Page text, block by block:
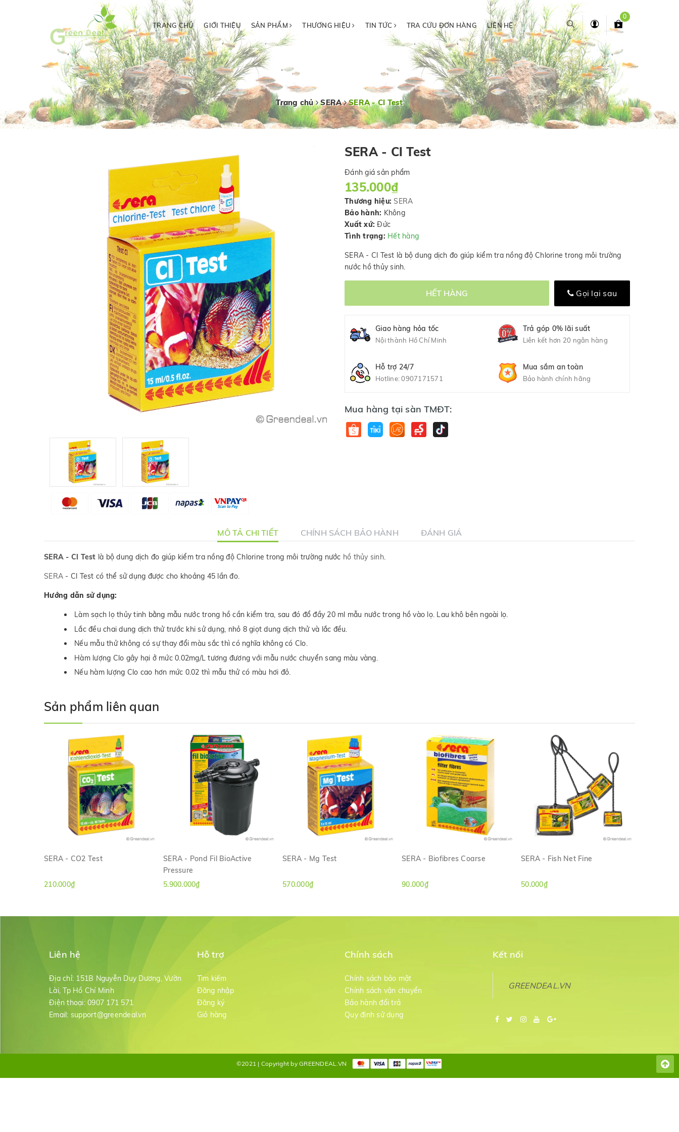
TRANG CHỦ GIỚI THIỆU SẢN PHẨM THƯƠNG HIỆU TIN TỨC TRA CỨU ĐƠN HÀNG LIÊN HỆ
0
Trang chủ SERA SERA - Cl Test
SERA - Cl Test
Đánh giá sản phẩm
135.000₫
Thương hiệu: SERA
Bảo hành: Không
Xuất xứ: Đức
Tình trạng: Hết hàng
SERA - Cl Test là bộ dung dịch đo giúp kiểm tra nồng độ Chlorine trong môi trường
nước hồ thủy sinh.
HẾT HÀNG Gọi lại sau
Giao hàng hỏa tốc
Nội thành Hồ Chí Minh
Trả góp 0% lãi suất
Liên kết hơn 20 ngân hàng
Hỗ trợ 24/7
Hotline:0907171571
Mua sắm an toàn
Bảo hành chính hãng
Mua hàng tại sàn TMĐT:
MÔ TẢ CHI TIẾT CHÍNH SÁCH BẢO HÀNH ĐÁNH GIÁ
SERA - Cl Test là bộ dung dịch đo giúp kiểm tra nồng độ Chlorine trong môi trường nước hồ thủy sinh.
SERA - Cl Test có thể sử dụng được cho khoảng 45 lần đo.
Hướng dẫn sử dụng:
Làm sạch lọ thủy tinh bằng mẫu nước trong hồ cần kiểm tra, sau đó đổ đầy 20 ml mẫu nước trong hồ vào lọ. Lau khô bên ngoài lọ.
Lắc đều chai dung dịch thử trước khi sử dụng, nhỏ 8 giọt dung dịch thử và lắc đều.
Nếu mẫu thử không có sự thay đổi màu sắc thì có nghĩa không có Clo.
Hàm lượng Clo gây hại ở mức 0.02mg/L tương đương với mẫu nước chuyển sang màu vàng.
Nếu hàm lượng Clo cao hơn mức 0.02 thì mẫu thử có màu hơi đỏ.
Sản phẩm liên quan
SERA - CO2 Test
210.000₫
SERA - Pond Fil BioActive
Pressure
5.900.000₫
SERA - Mg Test
570.000₫
SERA - Biofibres Coarse
90.000₫
SERA - Fish Net Fine
50.000₫
Liên hệ
Địa chỉ: 151B Nguyễn Duy Dương, Vườn
Lài, Tp Hồ Chí Minh
Điện thoại: 0907 171 571
Email: support@greendeal.vn
Hỗ trợ
Tìm kiếm
Đăng nhập
Đăng ký
Giỏ hàng
Chính sách
Chính sách bảo mật
Chính sách vận chuyển
Bảo hành đổi trả
Quy định sử dụng
Kết nối
GREENDEAL.VN
©2021 | Copyright by GREENDEAL.VN